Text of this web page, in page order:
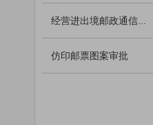
经营进出境邮政通信...
仿印邮票图案审批